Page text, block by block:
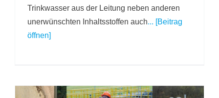
Trinkwasser aus der Leitung neben anderen
unerwünschten Inhaltsstoffen auch... [Beitrag
öffnen]